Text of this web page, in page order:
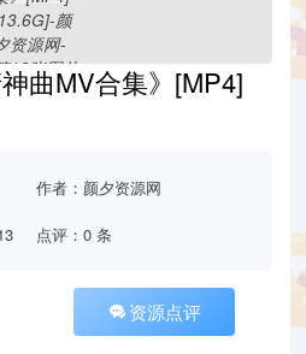
曲MV合集》[MP4]
作者：颜夕资源网
点评：0 条
资源点评